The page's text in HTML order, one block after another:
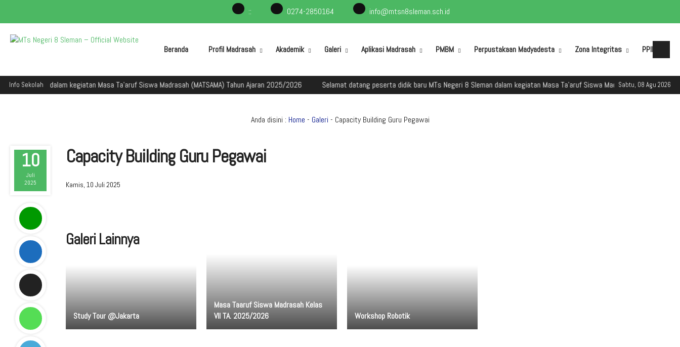
:: 0274-2850164 info@mtsn8sleman.sch.id
Beranda Profil Madrasah Akademik Galeri Aplikasi Madrasah PMBM Perpustakaan Madyadesta Zona Integritas PPID
Info Sekolah Sabtu, 08 Agu 2026
dalam kegiatan Masa Ta'aruf Siswa Madrasah (MATSAMA) Tahun Ajaran 2025/2026 Selamat datang peserta didik baru MTs Negeri 8 Sleman dalam kegiatan Masa Ta'aruf Siswa Madrasah (MATSAMA) Tahun Ajaran
Anda disini : Home - Galeri - Capacity Building Guru Pegawai
10
Juli
2025
Capacity Building Guru Pegawai
Kamis, 10 Juli 2025
Galeri Lainnya
Study Tour @Jakarta
Masa Taaruf Siswa Madrasah Kelas
VII TA. 2025/2026
Workshop Robotik